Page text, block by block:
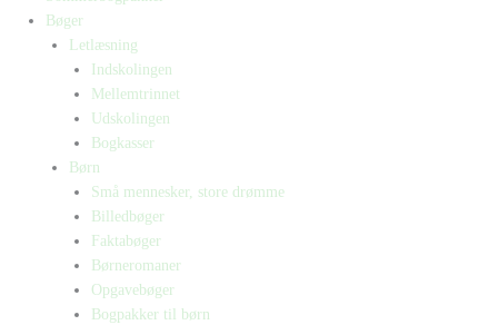
Bøger
Letlæsning
Indskolingen
Mellemtrinnet
Udskolingen
Bogkasser
Børn
Små mennesker, store drømme
Billedbøger
Faktabøger
Børneromaner
Opgavebøger
Bogpakker til børn